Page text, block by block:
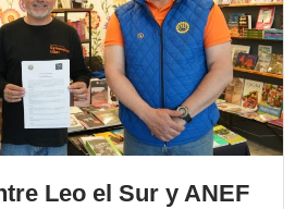
Leo el Sur y ANEF